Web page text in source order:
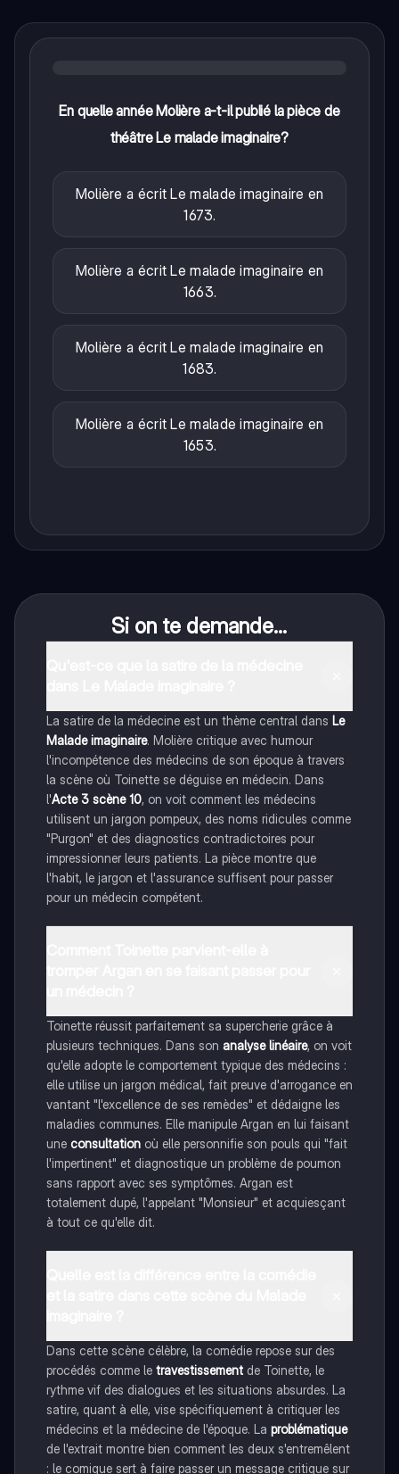
En quelle année Molière a-t-il publié la pièce de
théâtre Le malade imaginaire?
Molière a écrit Le malade imaginaire en
1673.
Molière a écrit Le malade imaginaire en
1663.
Molière a écrit Le malade imaginaire en
1683.
Molière a écrit Le malade imaginaire en
1653.
Si on te demande...
La satire de la médecine est un thème central dans Le
Malade imaginaire. Molière critique avec humour
l'incompétence des médecins de son époque à travers
la scène où Toinette se déguise en médecin. Dans
l'Acte 3 scène 10, on voit comment les médecins
utilisent un jargon pompeux, des noms ridicules comme
"Purgon" et des diagnostics contradictoires pour
impressionner leurs patients. La pièce montre que
l'habit, le jargon et l'assurance suffisent pour passer
pour un médecin compétent.
Toinette réussit parfaitement sa supercherie grâce à
plusieurs techniques. Dans son analyse linéaire, on voit
qu'elle adopte le comportement typique des médecins :
elle utilise un jargon médical, fait preuve d'arrogance en
vantant "l'excellence de ses remèdes" et dédaigne les
maladies communes. Elle manipule Argan en lui faisant
une consultationoù elle personnifie son pouls qui "fait
l'impertinent" et diagnostique un problème de poumon
sans rapport avec ses symptômes. Argan est
totalement dupé, l'appelant "Monsieur" et acquiesçant
à tout ce qu'elle dit.
Dans cette scène célèbre, la comédie repose sur des
procédés comme le travestissementde Toinette, le
rythme vif des dialogues et les situations absurdes. La
satire, quant à elle, vise spécifiquement à critiquer les
médecins et la médecine de l'époque. La problématique
de l'extrait montre bien comment les deux s'entremêlent
: le comique sert à faire passer un message critique sur